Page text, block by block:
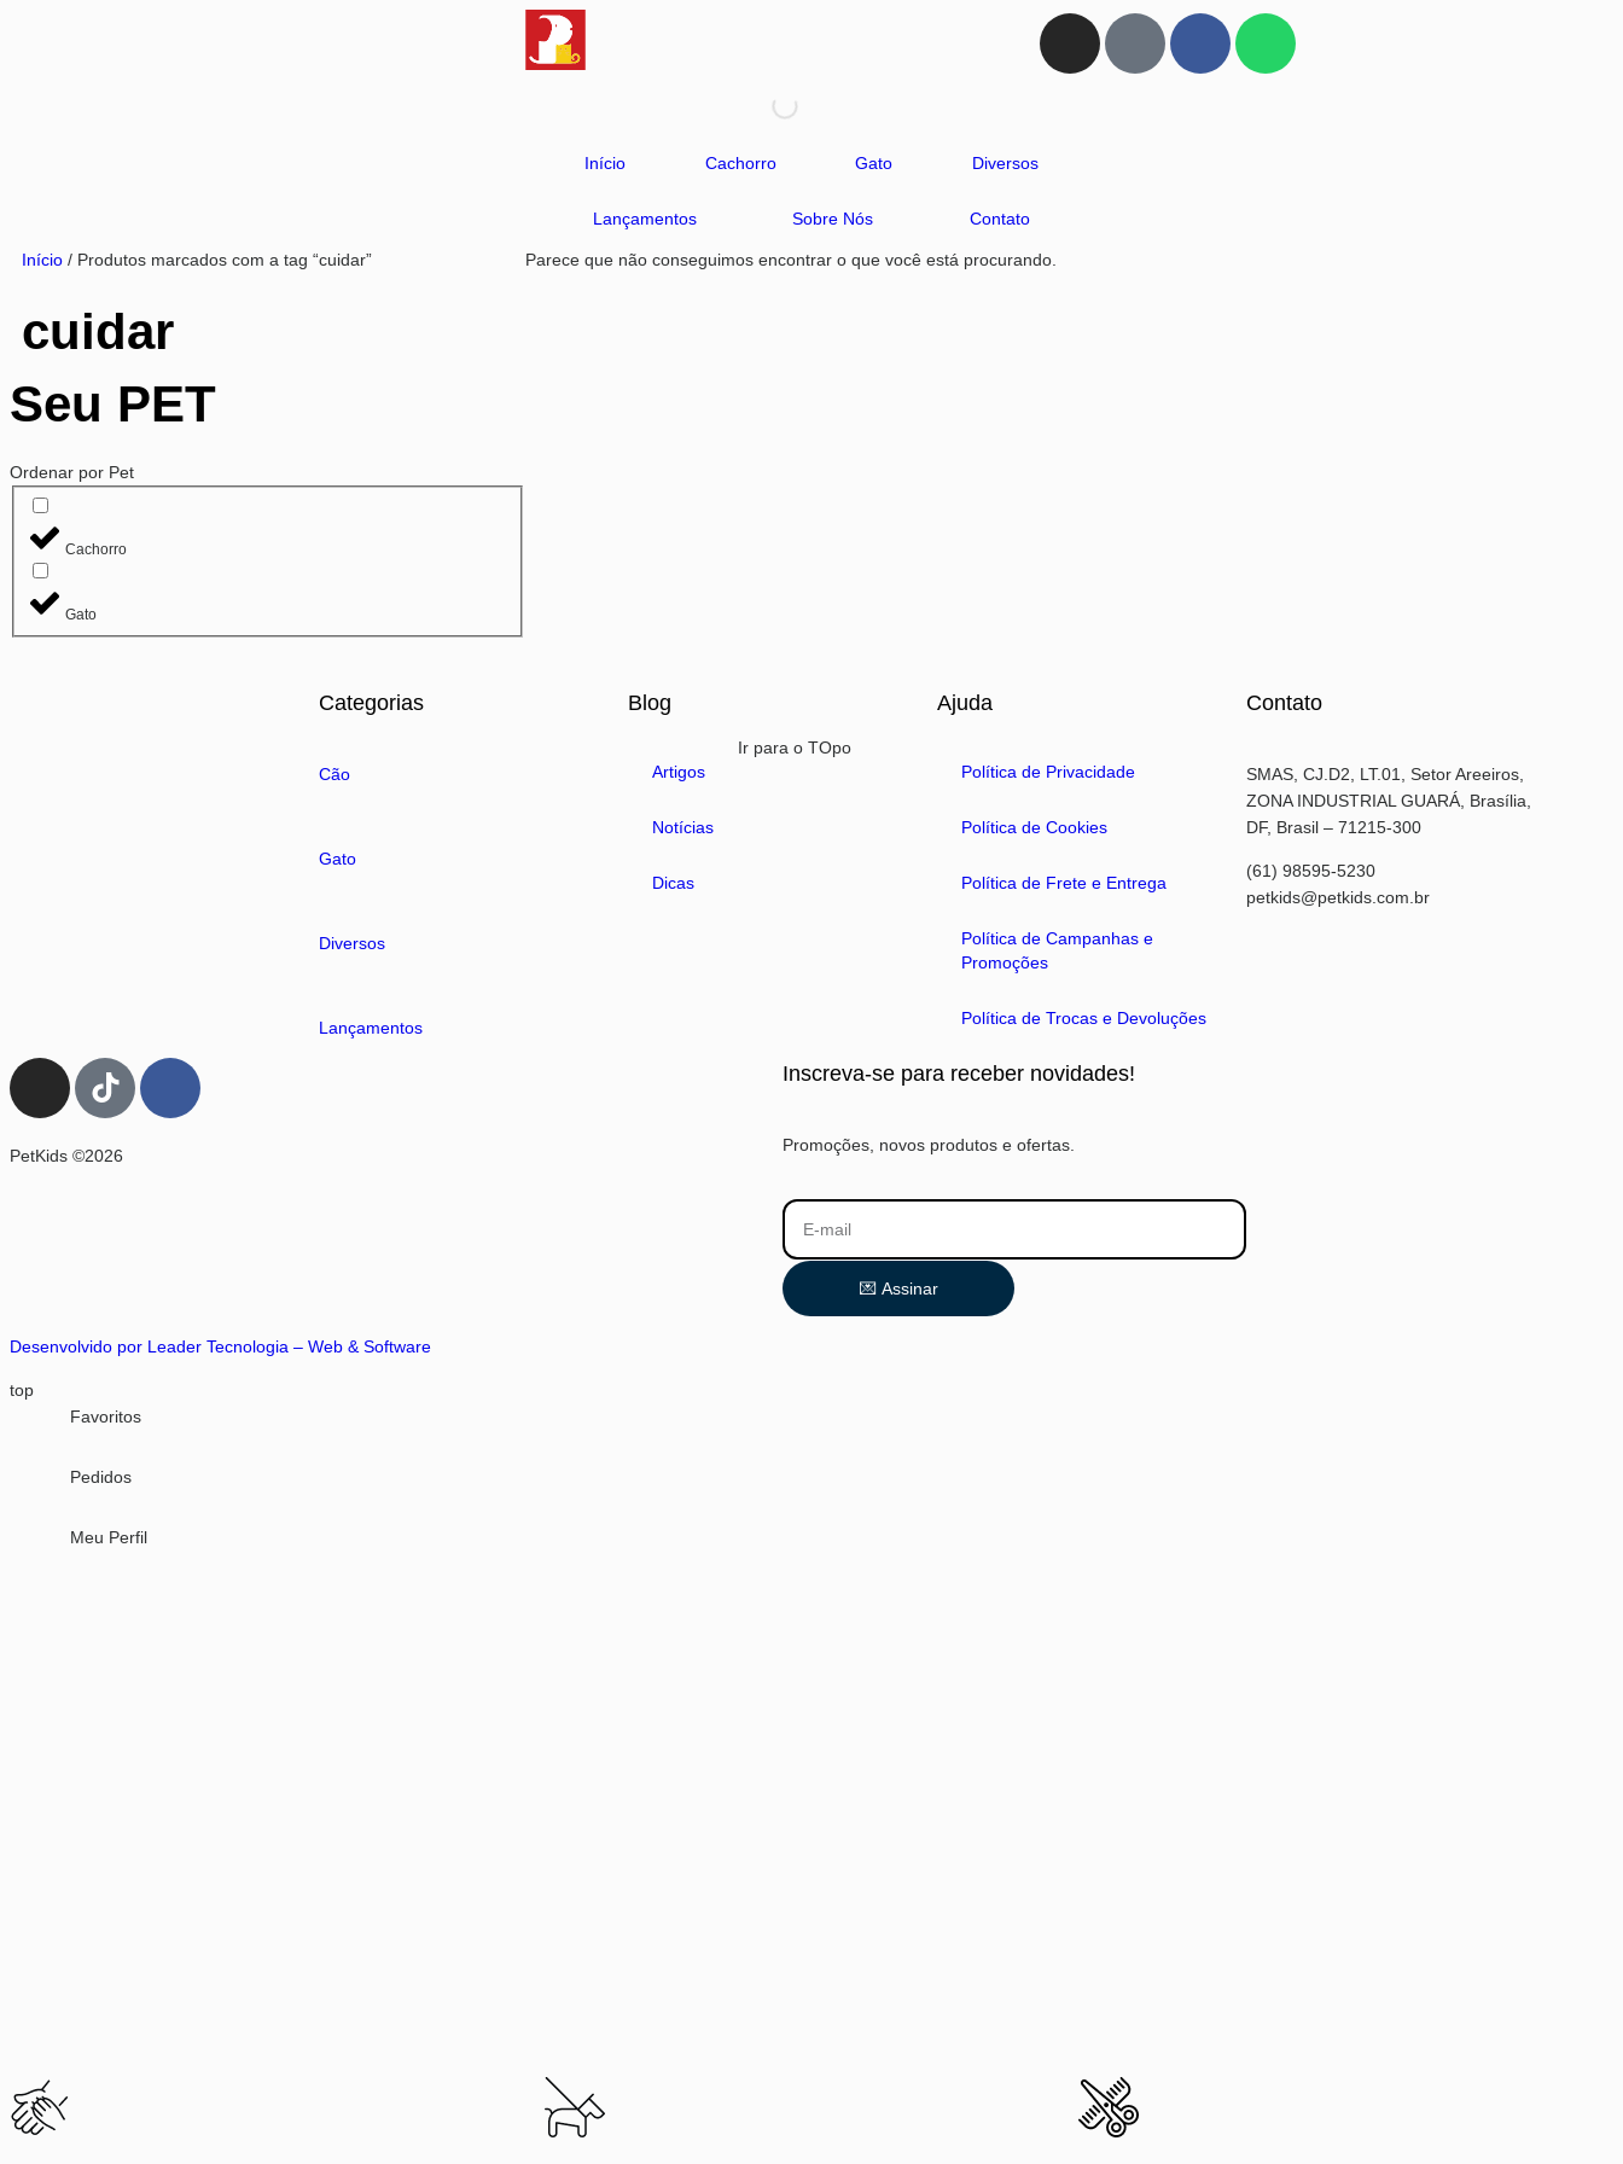
Início Cachorro Gato Diversos
Lançamentos Sobre Nós Contato
Início / Produtos marcados com a tag “cuidar”
cuidar
Seu PET
Ordenar por Pet
Cachorro
Gato
Parece que não conseguimos encontrar o que você está procurando.
Ir para o TOpo
Categorias
Cão
Gato
Diversos
Lançamentos
Blog
Artigos
Notícias
Dicas
Ajuda
Política de Privacidade
Política de Cookies
Política de Frete e Entrega
Política de Campanhas e
Promoções
Política de Trocas e Devoluções
Contato
SMAS, CJ.D2, LT.01, Setor Areeiros,
ZONA INDUSTRIAL GUARÁ, Brasília,
DF, Brasil – 71215-300
(61) 98595-5230
petkids@petkids.com.br
PetKids ©2026
Inscreva-se para receber novidades!
Promoções, novos produtos e ofertas.
💌 Assinar
Desenvolvido por Leader Tecnologia – Web & Software
top
Favoritos
Pedidos
Meu Perfil